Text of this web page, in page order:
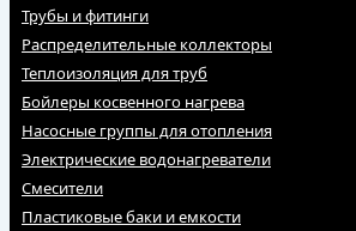
Трубы и фитинги
Распределительные коллекторы
Теплоизоляция для труб
Бойлеры косвенного нагрева
Насосные группы для отопления
Электрические водонагреватели
Смесители
Пластиковые баки и емкости